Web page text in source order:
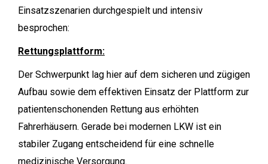
Einsatzszenarien durchgespielt und intensiv
besprochen:
Rettungsplattform:
Der Schwerpunkt lag hier auf dem sicheren und zügigen
Aufbau sowie dem effektiven Einsatz der Plattform zur
patientenschonenden Rettung aus erhöhten
Fahrerhäusern. Gerade bei modernen LKW ist ein
stabiler Zugang entscheidend für eine schnelle
medizinische Versorgung.